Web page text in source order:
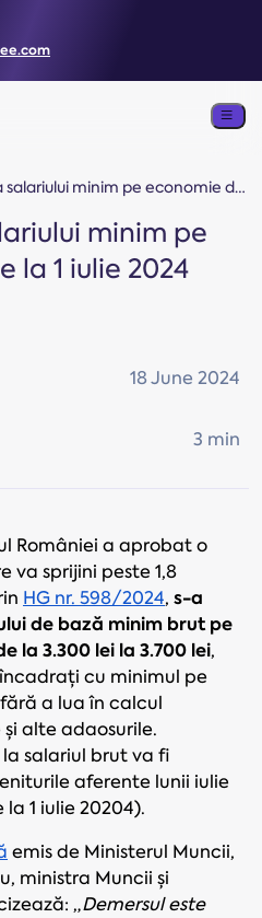
Majorarea salariului minim pe economie de la 1 iulie 2024
minim pe
la 1 iulie 2024
18 June 2024
3 min
României a aprobat o
va sprijini peste 1,8
HG nr. 598/2024, s-a
de bază minim brut pe
la 3.300 lei la 3.700 lei,
cu minimul pe
a lua în calcul
alte adaosurile.
salariul brut va fi
aferente lunii iulie
1 iulie 20204).
emis de Ministerul Muncii,
ministra Muncii și
„Demersul este